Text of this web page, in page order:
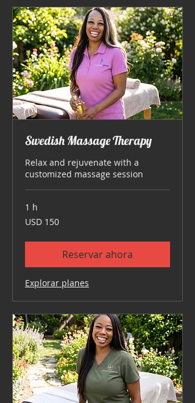
Swedish Massage Therapy
Relax and rejuvenate with a
customized massage session
1 h
150
dólares
USD 150
Reservar ahora
Explorar planes